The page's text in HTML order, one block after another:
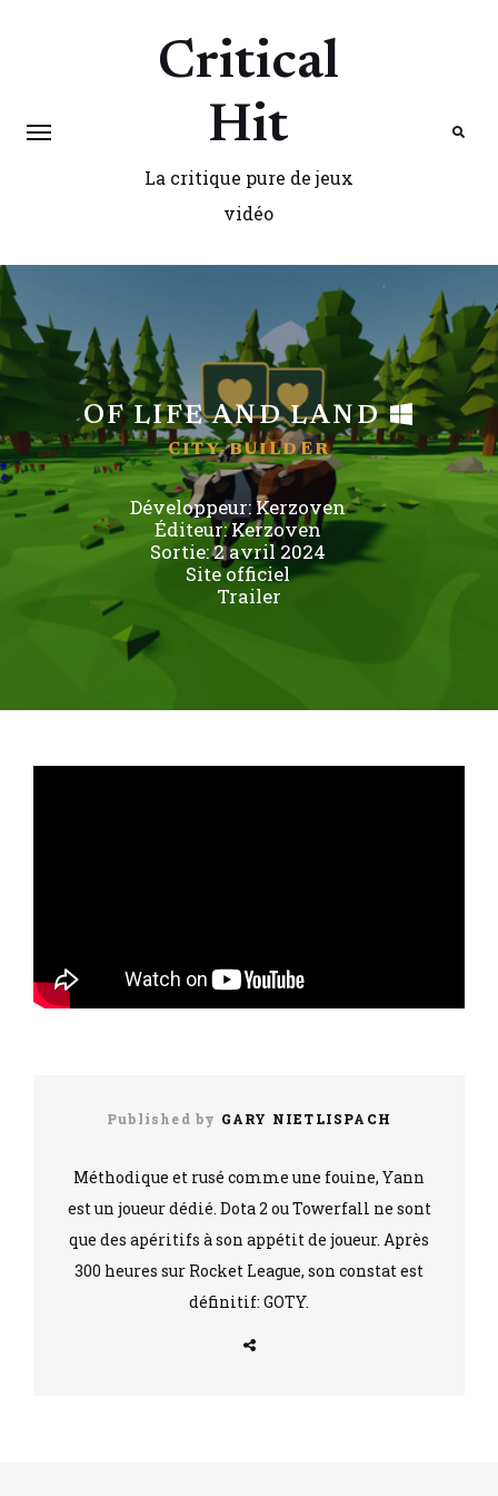
Critical
Hit
La critique pure de jeux
vidéo
OF LIFE AND LAND
CITY-BUILDER
Développeur:Kerzoven
Éditeur:Kerzoven
Sortie: 2 avril 2024
Site officiel
Trailer
Published by GARY NIETLISPACH
Méthodique et rusé comme une fouine, Yann
est un joueur dédié. Dota 2 ou Towerfall ne sont
que des apéritifs à son appétit de joueur. Après
300 heures sur Rocket League, son constat est
définitif: GOTY.